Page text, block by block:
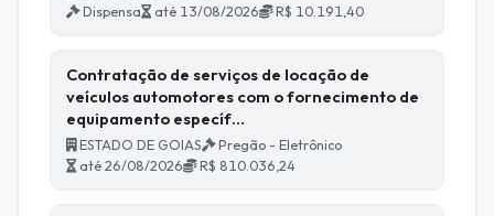
Dispensa
até 13/08/2026 R$ 10.191,40
Contratação de serviços de locação de
veículos automotores com o fornecimento de
equipamento específ…
ESTADO DE GOIAS
Pregão - Eletrônico
até 26/08/2026
R$ 810.036,24